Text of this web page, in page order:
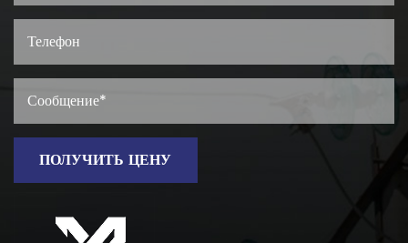
ПОЛУЧИТЬ ЦЕНУ